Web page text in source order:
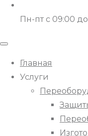
Пн-пт с 09:00 до
Главная
Услуги